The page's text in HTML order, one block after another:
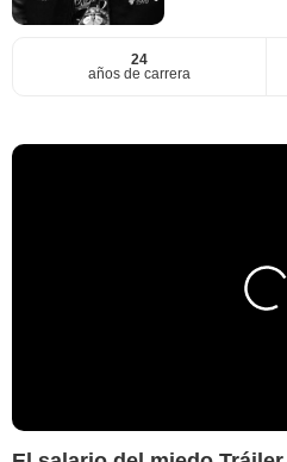
24
años de carrera